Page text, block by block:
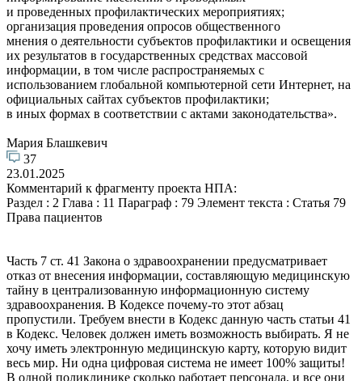
и проведенных профилактических мероприятиях;
организация проведения опросов общественного
мнения о деятельности субъектов профилактики и освещения
их результатов в государственных средствах массовой
информации, в том числе распространяемых с
использованием глобальной компьютерной сети Интернет, на
официальных сайтах субъектов профилактики;
в иных формах в соответствии с актами законодательства».
Мария Блашкевич
37
23.01.2025
Комментарий к фрагменту проекта НПА:
Раздел : 2 Глава : 11 Параграф : 79 Элемент текста : Статья 79
Права пациентов
Часть 7 ст. 41 Закона о здравоохранении предусматривает
отказ от внесения информации, составляющую медицинскую
тайну в централизованную информационную систему
здравоохранения. В Кодексе почему-то этот абзац
пропустили. Требуем внести в Кодекс данную часть статьи 41
в Кодекс. Человек должен иметь возможность выбирать. Я не
хочу иметь электронную медицинскую карту, которую видит
весь мир. Ни одна цифровая система не имеет 100% защиты!
В одной поликлинике сколько работает персонала, и все они